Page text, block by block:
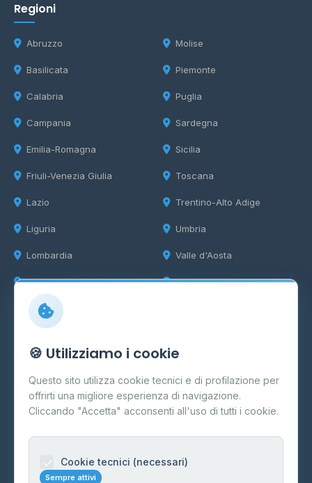
Regioni
Abruzzo
Basilicata
Calabria
Campania
Emilia-Romagna
Friuli-Venezia Giulia
Lazio
Liguria
Lombardia
Marche
Molise
Piemonte
Puglia
Sardegna
Sicilia
Toscana
Trentino-Alto Adige
Umbria
Valle d'Aosta
Veneto
Info
Cos'è il GPL
FAQ
Contatti
Informazioni legali
🍪 Utilizziamo i cookie
Questo sito utilizza cookie tecnici e di profilazione per
offrirti una migliore esperienza di navigazione.
Cliccando "Accetta" acconsenti all'uso di tutti i cookie.
Cookie tecnici (necessari)
Sempre attivi